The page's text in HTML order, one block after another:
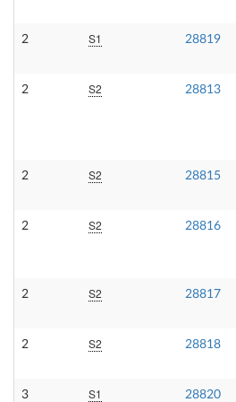
2 S1 28819
2 S2 28813
2 S2 28815
2 S2 28816
2 S2 28817
2 S2 28818
3 S1 28820